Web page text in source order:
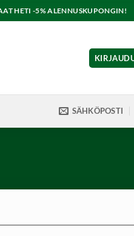
HETI -5% ALENNUSKUPONGIN!
SÄHKÖPOSTI